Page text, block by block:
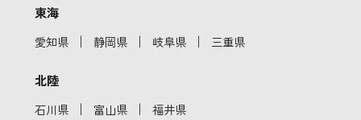
東海
愛知県 ｜ 静岡県 ｜ 岐阜県 ｜ 三重県
北陸
石川県 ｜ 富山県 ｜ 福井県